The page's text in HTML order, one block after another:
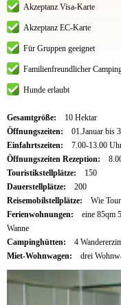
Akzeptanz Visa-Karte
Akzeptanz EC-Karte
Für Gruppen geeignet
Familienfreundlicher
Hunde erlaubt
Gesamtgröße:
10 Hektar
Öffnungszeiten:
01.Januar bis
Einfahrtszeiten:
7.00-13.00
Öffnungszeiten Rezeption:
Touristikstellplätze:
150
Dauerstellplätze:
200
Reisemobilstellplätze:
Wie
Ferienwohnungen:
eine 85qm
Wanne
Campinghütten:
4
Miet-Wohnwagen:
drei